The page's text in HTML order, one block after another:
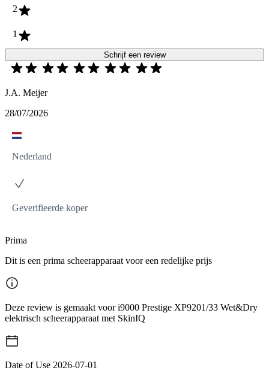
2
1
Schrijf een review
J.A. Meijer
28/07/2026
Nederland
Geverifieerde koper
Prima
Dit is een prima scheerapparaat voor een redelijke prijs
Deze review is gemaakt voor i9000 Prestige XP9201/33 Wet&Dry
elektrisch scheerapparaat met SkinIQ
Date of Use 2026-07-01